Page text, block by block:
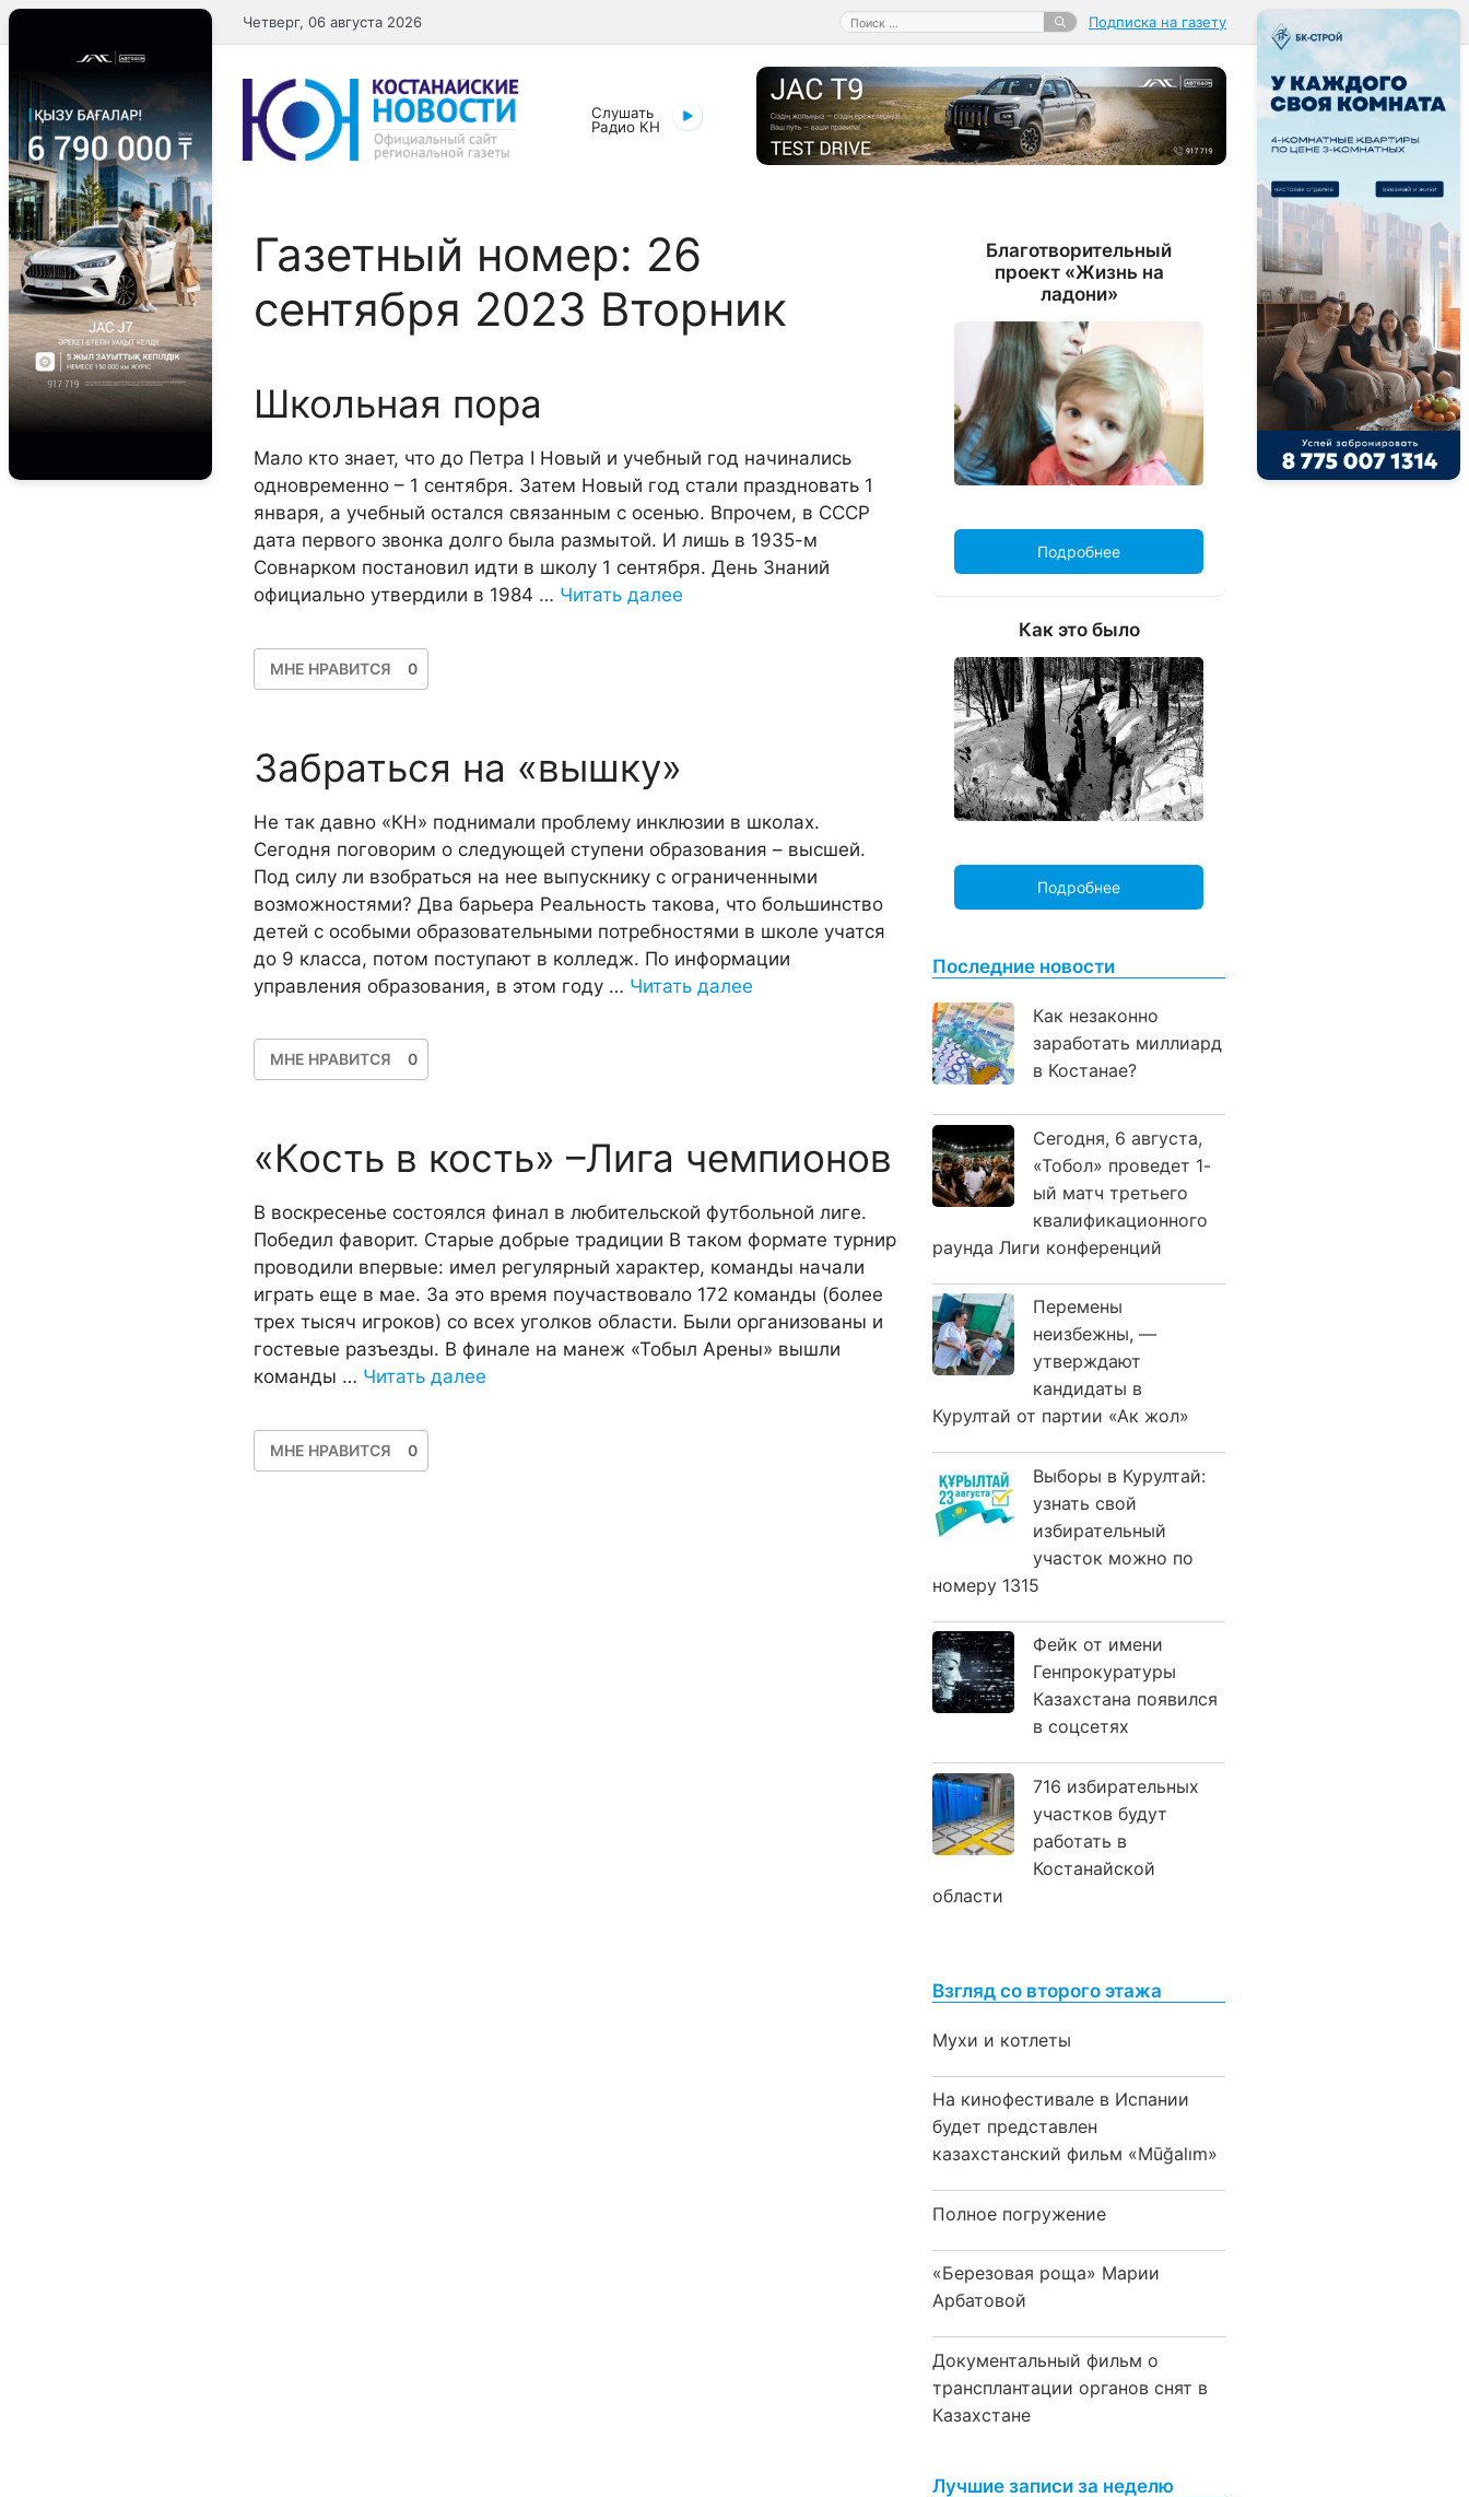
Перейти
к
содержимому
Поиск:
Четверг, 06 августа 2026 Подписка на газету
Слушать
Радио КН
Газетный номер: 26
сентября 2023 Вторник
Школьная пора
Мало кто знает, что до Петра I Новый и учебный год начинались
одновременно – 1 сентября. Затем Новый год стали праздновать 1
января, а учебный остался связанным с осенью. Впрочем, в СССР
дата первого звонка долго была размытой. И лишь в 1935-м
Совнарком постановил идти в школу 1 сентября. День Знаний
официально утвердили в 1984 … Читать далее
МНЕ НРАВИТСЯ 0
Забраться на «вышку»
Не так давно «КН» поднимали проблему инклюзии в школах.
Сегодня поговорим о следующей ступени образования – высшей.
Под силу ли взобраться на нее выпускнику с ограниченными
возможностями? Два барьера Реальность такова, что большинство
детей с особыми образовательными потребностями в школе учатся
до 9 класса, потом поступают в колледж. По информации
управления образования, в этом году … Читать далее
МНЕ НРАВИТСЯ 0
«Кость в кость» –Лига чемпионов
В воскресенье состоялся финал в любительской футбольной лиге.
Победил фаворит. Старые добрые традиции В таком формате турнир
проводили впервые: имел регулярный характер, команды начали
играть еще в мае. За это время поучаствовало 172 команды (более
трех тысяч игроков) со всех уголков области. Были организованы и
гостевые разъезды. В финале на манеж «Тобыл Арены» вышли
команды … Читать далее
МНЕ НРАВИТСЯ 0
Благотворительный
проект «Жизнь на
ладони»
Подробнее
Как это было
Подробнее
Последние новости
Как незаконно
заработать миллиард
в Костанае?
Сегодня, 6 августа,
«Тобол» проведет 1-
ый матч третьего
квалификационного
раунда Лиги конференций
Перемены
неизбежны, —
утверждают
кандидаты в
Курултай от партии «Ак жол»
Выборы в Курултай:
узнать свой
избирательный
участок можно по
номеру 1315
Фейк от имени
Генпрокуратуры
Казахстана появился
в соцсетях
716 избирательных
участков будут
работать в
Костанайской
области
Взгляд со второго этажа
Мухи и котлеты
На кинофестивале в Испании
будет представлен
казахстанский фильм «Mūğalım»
Полное погружение
«Березовая роща» Марии
Арбатовой
Документальный фильм о
трансплантации органов снят в
Казахстане
Лучшие записи за неделю